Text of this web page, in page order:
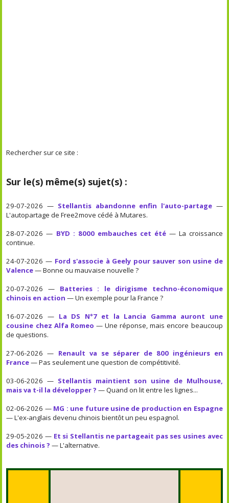
Rechercher sur ce site :
Sur le(s) même(s) sujet(s) :
29-07-2026 — Stellantis abandonne enfin l'auto-partage—
L'autopartage de Free2move cédé à Mutares.
28-07-2026 — BYD : 8000 embauches cet été— La croissance
continue.
24-07-2026 — Ford s'associe à Geely pour sauver son usine de
Valence— Bonne ou mauvaise nouvelle ?
20-07-2026 — Batteries : le dirigisme techno-économique
chinois en action — Un exemple pour la France ?
16-07-2026 — La DS N°7 et la Lancia Gamma auront une
cousine chez Alfa Romeo — Une réponse, mais encore beaucoup
de questions.
27-06-2026 — Renault va se séparer de 800 ingénieurs en
France— Pas seulement une question de compétitivité.
03-06-2026 — Stellantis maintient son usine de Mulhouse,
mais va t-il la développer ? — Quand on lit entre les lignes...
02-06-2026 — MG : une future usine de production en Espagne
— L'ex-anglais devenu chinois bientôt un peu espagnol.
29-05-2026 — Et si Stellantis ne partageait pas ses usines avec
des chinois ? — L'alternative.